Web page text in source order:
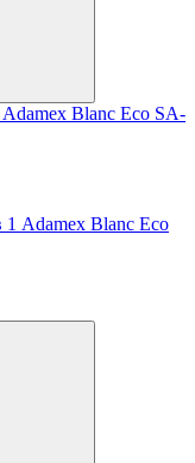
Adamex Blanc Eco SA-